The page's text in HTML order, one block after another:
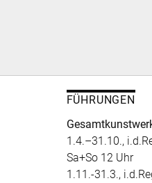
FÜHRUNGEN
1.4.–31.10.,
Sa+So 12 Uhr
1.11.-31.3.,